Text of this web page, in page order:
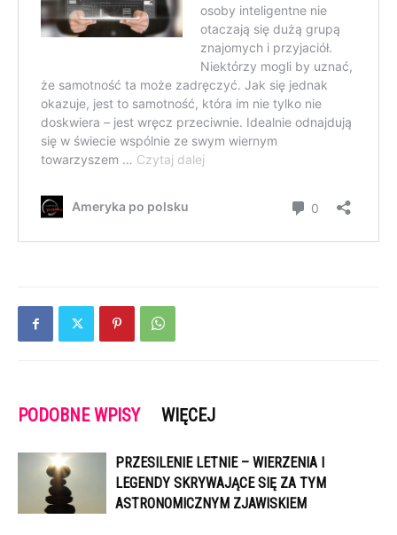
PODOBNE WPISY WIĘCEJ
PRZESILENIE LETNIE – WIERZENIA I
LEGENDY SKRYWAJĄCE SIĘ ZA TYM
ASTRONOMICZNYM ZJAWISKIEM